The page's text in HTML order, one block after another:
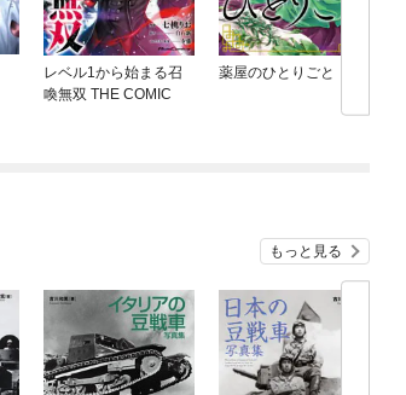
レベル1から始まる召
喚無双 THE COMIC
薬屋のひとりごと
もっと見る